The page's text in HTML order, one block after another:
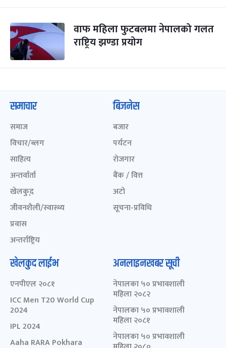
वाफ महिला फुटबलमा नेपालको गलत
राष्ट्रिय झण्डा प्रयोग
समाचार
समाज
विचार/ब्लग
साहित्य
अन्तर्वार्ता
खेलकुद़़
जीवनशैली/स्वास्थ्य
प्रवास
अन्तर्राष्ट्रिय
बिजनेस
बजार
पर्यटन
रोजगार
बैंक / वित्त
अटो
सूचना-प्रविधि
खेलकुद लाईभ
एनपीएल २०८१
ICC Men T20 World Cup
2024
IPL 2024
Aaha RARA Pokhara
अनलाइनखबर सूची
नेपालका ५० प्रभावशाली
महिला २०८२
नेपालका ५० प्रभावशाली
महिला २०८१
नेपालका ५० प्रभावशाली